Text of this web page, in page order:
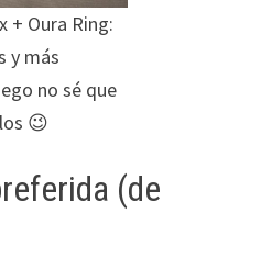
+ Oura Ring:
y más
no sé que
😉
(de